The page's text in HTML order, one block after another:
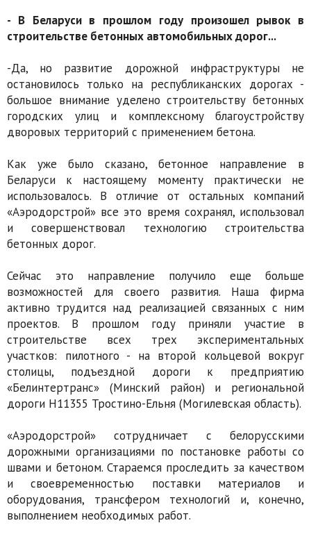
- В Беларуси в прошлом году произошел рывок в
строительстве бетонных автомобиль­ных дорог...
-Да, но развитие дорожной инфраструктуры не
остановилось только на республиканских дорогах -
большое внимание уделено строитель­ству бетонных
городских улиц и комплексному благоустройству
дворовых территорий с при­менением бетона.
Как уже было сказано, бетонное направление в
Беларуси к настоящему моменту практически не
использовалось. В отличие от остальных ком­паний
«Аэродорстрой» все это время сохранял, использовал
и совершенствовал технологию строительства
бетонных дорог.
Сейчас это направление получило еще больше
возможностей для своего развития. Наша фирма
активно трудится над реализацией связанных с ним
проектов. В прошлом году приняли участие в
строительстве всех трех экспериментальных
участков: пилотно­го - на второй кольцевой вокруг
столицы, подъездной дороги к предприятию
«Белинтертранс» (Минский район) и региональной
дороги Н11355 Тростино-Ельня (Могилев­ская область).
«Аэродорстрой» сотрудничает с белорус­скими
дорожными организациями по поста­новке работы со
швами и бетоном. Стараемся проследить за качеством
и своевременностью поставки материалов и
оборудования, транс­фером технологий и, конечно,
выполнением необходимых работ.